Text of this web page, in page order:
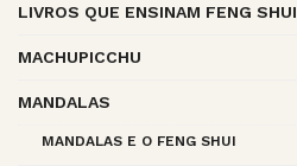
LIVROS QUE ENSINAM FENG SHUI
MACHUPICCHU
MANDALAS
MANDALAS E O FENG SHUI